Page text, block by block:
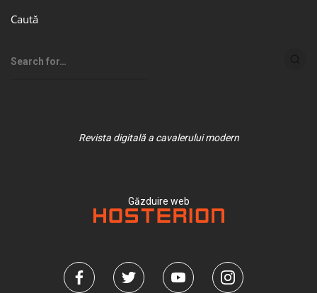
Caută
Revista digitală a cavalerului modern
Găzduire web